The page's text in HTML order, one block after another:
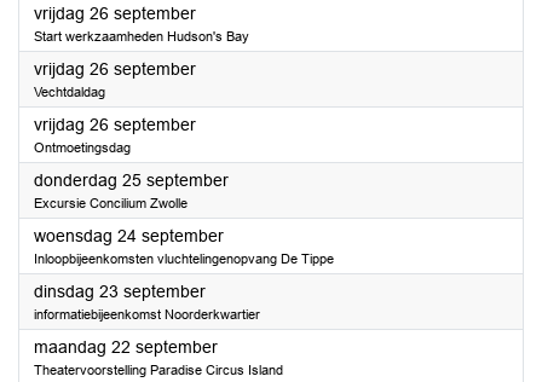
vrijdag 26 september2025
Start werkzaamheden Hudson's Bay
vrijdag 26 september2025
Vechtdaldag
vrijdag 26 september2025
Ontmoetingsdag
donderdag 25 september2025
Excursie Concilium Zwolle
woensdag 24 september2025
Inloopbijeenkomsten vluchtelingenopvang De Tippe
dinsdag 23 september2025
informatiebijeenkomst Noorderkwartier
maandag 22 september2025
Theatervoorstelling Paradise Circus Island